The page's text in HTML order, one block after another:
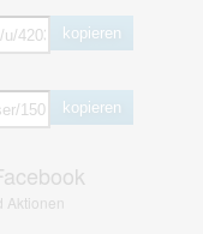
kopieren
kopieren
Aktionen